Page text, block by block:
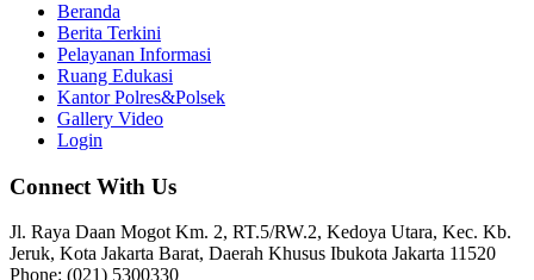
Beranda
Berita Terkini
Pelayanan Informasi
Ruang Edukasi
Kantor Polres&Polsek
Gallery Video
Login
Connect With Us
Jl. Raya Daan Mogot Km. 2, RT.5/RW.2, Kedoya Utara, Kec. Kb.
Jeruk, Kota Jakarta Barat, Daerah Khusus Ibukota Jakarta 11520
Phone: (021) 5300330